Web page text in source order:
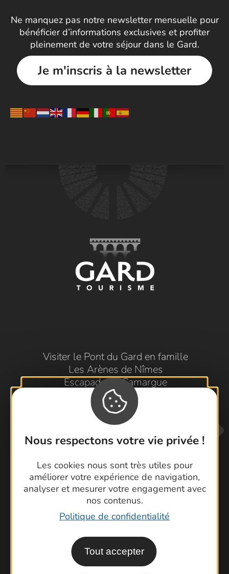
Nous respectons votre vie privée !
Les cookies nous sont très utiles pour
améliorer votre expérience de navigation,
analyser et mesurer votre engagement avec
nos contenus.
Politique de confidentialité
Tout accepter
Ne manquez pas notre newsletter mensuelle pour
bénéficier d’informations exclusives et profiter
pleinement de votre séjour dans le Gard.
Je m'inscris à la newsletter
Visiter le Pont du Gard en famille
Les Arènes de Nîmes
Escapade en Camargue
Randonnée en Cévennes
Contactez-nous !
Foire aux questions
Cartoguides et Topoguides
Latitude Gard